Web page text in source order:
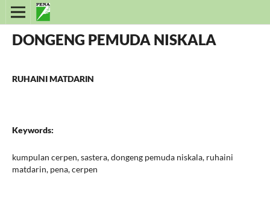
DONGENG PEMUDA NISKALA
RUHAINI MATDARIN
Keywords:
kumpulan cerpen, sastera, dongeng pemuda niskala, ruhaini
matdarin, pena, cerpen